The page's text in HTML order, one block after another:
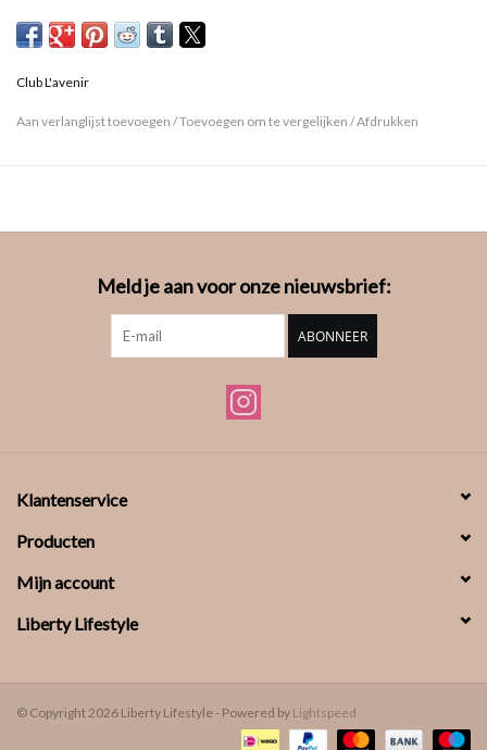
Club L'avenir
Aan verlanglijst toevoegen /Toevoegen om te vergelijken /Afdrukken
Meld je aan voor onze nieuwsbrief:
ABONNEER
Klantenservice
Producten
Mijn account
Liberty Lifestyle
© Copyright 2026 Liberty Lifestyle - Powered by Lightspeed